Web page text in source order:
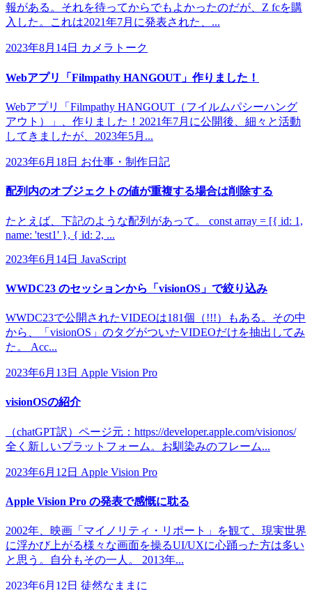
報がある。それを待ってからでもよかったのだが、Z fcを購
入した。これは2021年7月に発表された、...
2023年8月14日 カメラトーク
Webアプリ「Filmpathy HANGOUT」作りました！
Webアプリ「Filmpathy HANGOUT（フイルムパシーハング
アウト）」、作りました！2021年7月に公開後、細々と活動
してきましたが、2023年5月...
2023年6月18日 お仕事・制作日記
配列内のオブジェクトの値が重複する場合は削除する
たとえば、下記のような配列があって。 const array = [{ id: 1,
name: 'test1' }, { id: 2, ...
2023年6月14日 JavaScript
WWDC23 のセッションから「visionOS」で絞り込み
WWDC23で公開されたVIDEOは181個（!!!）もある。その中
から、「visionOS」のタグがついたVIDEOだけを抽出してみ
た。 Acc...
2023年6月13日 Apple Vision Pro
visionOSの紹介
（chatGPT訳）ページ元：https://developer.apple.com/visionos/
全く新しいプラットフォーム。お馴染みのフレーム...
2023年6月12日 Apple Vision Pro
Apple Vision Pro の発表で感慨に耽る
2002年、映画「マイノリティ・リポート」を観て、現実世界
に浮かび上がる様々な画面を操るUI/UXに心踊った方は多い
と思う。自分もその一人。 2013年...
2023年6月12日 徒然なままに